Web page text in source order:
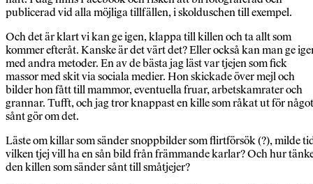
publicerad vid alla möjliga tillfällen, i skolduschen till exempel.
Och det är klart vi kan ge igen, klappa till killen och ta allt som
kommer efteråt. Kanske är det värt det? Eller också kan man ge
med andra metoder. En av de bästa jag läst var tjejen som fick
massor med skit via sociala medier. Hon skickade över mejl och
bilder hon fått till mammor, eventuella fruar, arbetskamrater och
grannar. Tufft, och jag tror knappast en kille som råkat ut för något
sånt gör om det.
Läste om killar som sänder snoppbilder som flirtförsök (?), milde
vilken tjej vill ha en sån bild från främmande karlar? Och hur
den killen som sänder sånt till småtjejer?